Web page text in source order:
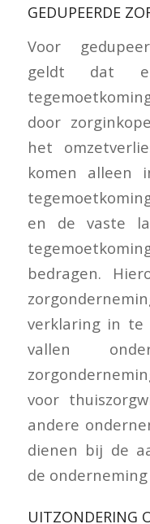
GEDUPEERDE
Voor
geldt dat
door
het
komen alleen
en de vaste
bedragen.
verklaring in te
vallen
voor
andere
dienen bij de
de
UITZONDERING